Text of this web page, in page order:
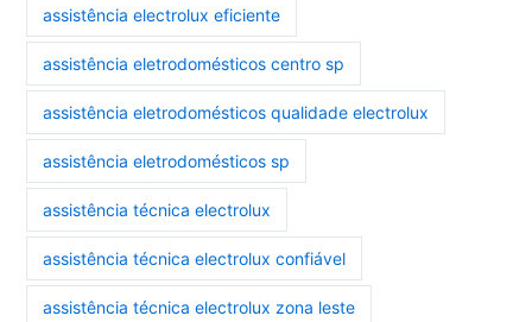
assistência electrolux eficiente
assistência eletrodomésticos centro sp
assistência eletrodomésticos qualidade electrolux
assistência eletrodomésticos sp
assistência técnica electrolux
assistência técnica electrolux confiável
assistência técnica electrolux zona leste